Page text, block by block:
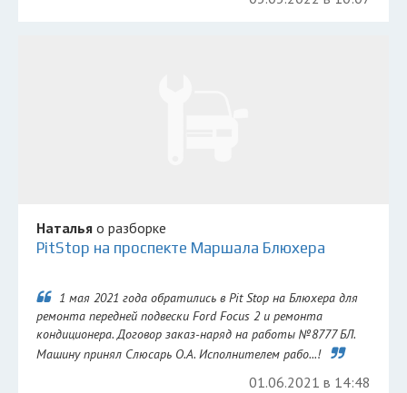
Наталья о разборке
PitStop на проспекте Маршала Блюхера
1 мая 2021 года обратились в Pit Stop на Блюхера для
ремонта передней подвески Ford Focus 2 и ремонта
кондиционера. Договор заказ-наряд на работы №8777 БЛ.
Машину принял Слюсарь О.А. Исполнителем рабо...!
01.06.2021 в 14:48